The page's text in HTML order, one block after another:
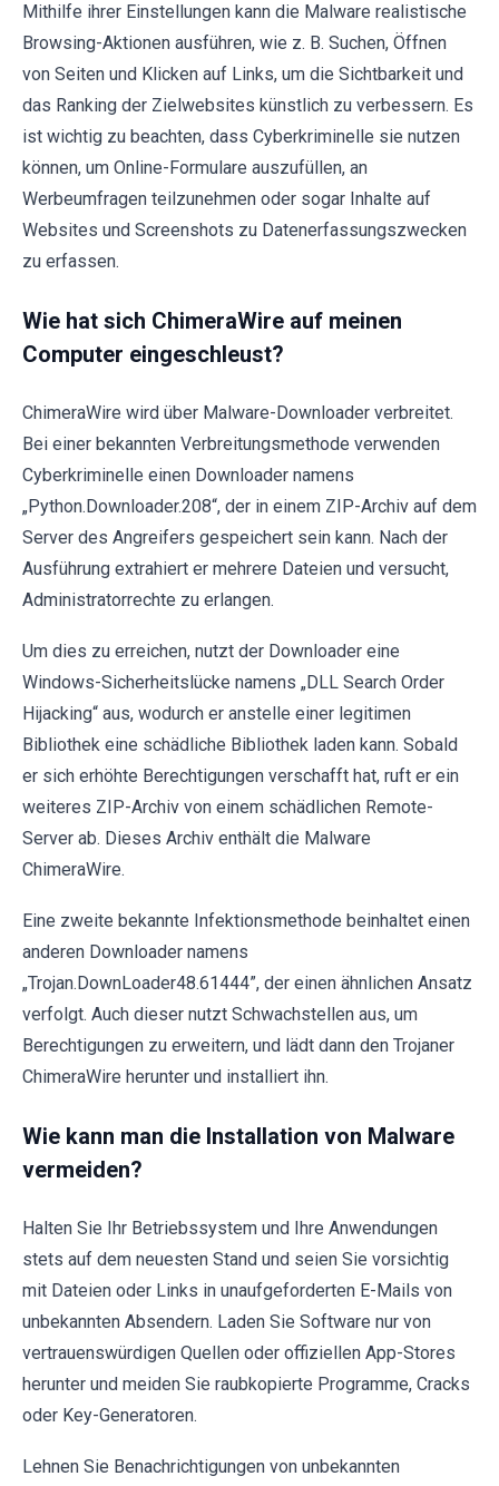
Mithilfe ihrer Einstellungen kann die Malware realistische
Browsing-Aktionen ausführen, wie z. B. Suchen, Öffnen
von Seiten und Klicken auf Links, um die Sichtbarkeit und
das Ranking der Zielwebsites künstlich zu verbessern. Es
ist wichtig zu beachten, dass Cyberkriminelle sie nutzen
können, um Online-Formulare auszufüllen, an
Werbeumfragen teilzunehmen oder sogar Inhalte auf
Websites und Screenshots zu Datenerfassungszwecken
zu erfassen.
Wie hat sich ChimeraWire auf meinen
Computer eingeschleust?
ChimeraWire wird über Malware-Downloader verbreitet.
Bei einer bekannten Verbreitungsmethode verwenden
Cyberkriminelle einen Downloader namens
„Python.Downloader.208“, der in einem ZIP-Archiv auf dem
Server des Angreifers gespeichert sein kann. Nach der
Ausführung extrahiert er mehrere Dateien und versucht,
Administratorrechte zu erlangen.
Um dies zu erreichen, nutzt der Downloader eine
Windows-Sicherheitslücke namens „DLL Search Order
Hijacking“ aus, wodurch er anstelle einer legitimen
Bibliothek eine schädliche Bibliothek laden kann. Sobald
er sich erhöhte Berechtigungen verschafft hat, ruft er ein
weiteres ZIP-Archiv von einem schädlichen Remote-
Server ab. Dieses Archiv enthält die Malware
ChimeraWire.
Eine zweite bekannte Infektionsmethode beinhaltet einen
anderen Downloader namens
„Trojan.DownLoader48.61444”, der einen ähnlichen Ansatz
verfolgt. Auch dieser nutzt Schwachstellen aus, um
Berechtigungen zu erweitern, und lädt dann den Trojaner
ChimeraWire herunter und installiert ihn.
Wie kann man die Installation von Malware
vermeiden?
Halten Sie Ihr Betriebssystem und Ihre Anwendungen
stets auf dem neuesten Stand und seien Sie vorsichtig
mit Dateien oder Links in unaufgeforderten E-Mails von
unbekannten Absendern. Laden Sie Software nur von
vertrauenswürdigen Quellen oder offiziellen App-Stores
herunter und meiden Sie raubkopierte Programme, Cracks
oder Key-Generatoren.
Lehnen Sie Benachrichtigungen von unbekannten